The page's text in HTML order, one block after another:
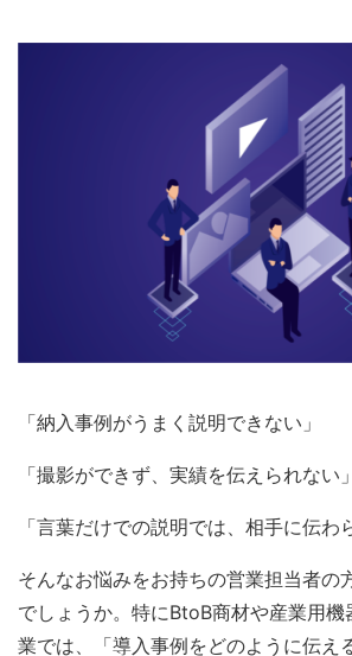
「納入事例がうまく説明できない」
「撮影ができず、実績を伝えられない」
「言葉だけでの説明では、相手に伝わ
そんなお悩みをお持ちの営業担当者の
でしょうか。特にBtoB商材や産業用機
業では、「導入事例をどのように伝え